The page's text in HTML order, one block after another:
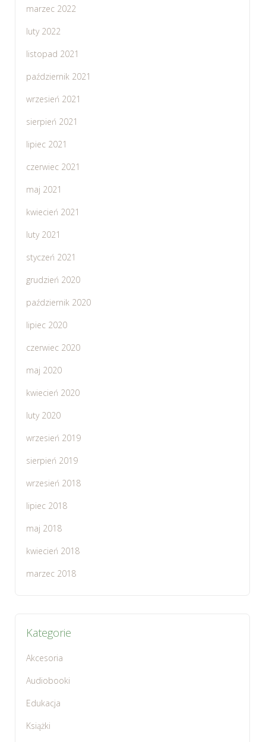
marzec 2022
luty 2022
listopad 2021
październik 2021
wrzesień 2021
sierpień 2021
lipiec 2021
czerwiec 2021
maj 2021
kwiecień 2021
luty 2021
styczeń 2021
grudzień 2020
październik 2020
lipiec 2020
czerwiec 2020
maj 2020
kwiecień 2020
luty 2020
wrzesień 2019
sierpień 2019
wrzesień 2018
lipiec 2018
maj 2018
kwiecień 2018
marzec 2018
Kategorie
Akcesoria
Audiobooki
Edukacja
Książki